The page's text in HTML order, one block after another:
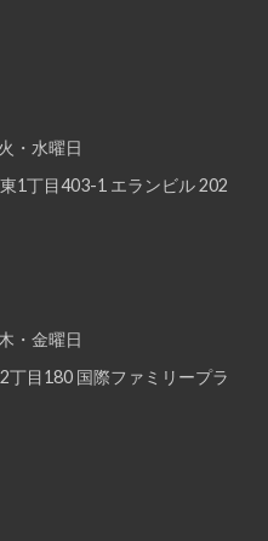
・水曜日
1丁目403-1 エランビル 202
・金曜日
目180 国際ファミリープラ